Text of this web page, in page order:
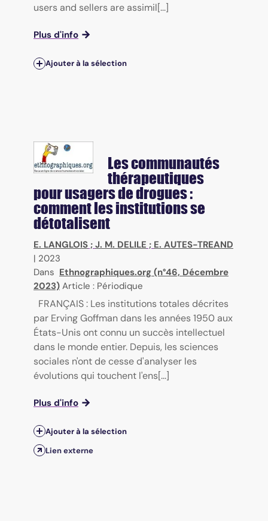
users and sellers are assimil[...]
Plus d'info
Ajouter à la sélection
Les communautés
thérapeutiques
pour usagers de drogues :
comment les institutions se
détotalisent
E. LANGLOIS ; J. M. DELILE ; E. AUTES-TREAND
| 2023
Dans Ethnographiques.org (n°46, Décembre
2023) Article : Périodique
FRANÇAIS : Les institutions totales décrites
par Erving Goffman dans les années 1950 aux
États-Unis ont connu un succès intellectuel
dans le monde entier. Depuis, les sciences
sociales n'ont de cesse d'analyser les
évolutions qui touchent l'ens[...]
Plus d'info
Ajouter à la sélection
Lien externe